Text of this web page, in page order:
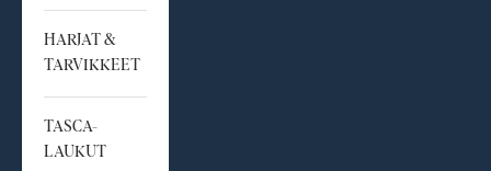
HARJAT &
TARVIKKEET
TASCA-
LAUKUT